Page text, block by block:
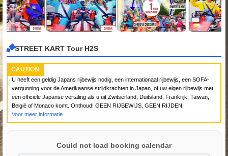
STREET KART Tour H2S
CAUTION
U heeft een geldig Japans rijbewijs nodig, een internationaal rijbewijs, een SOFA-
vergunning voor de Amerikaanse strijdkrachten in Japan, of uw eigen rijbewijs met
een officiële Japanse vertaling als u uit Zwitserland, Duitsland, Frankrijk, Taiwan,
België of Monaco komt. Onthoud! GEEN RIJBEWIJS, GEEN RIJDEN!
Voor meer informatie.
Could not load booking calendar